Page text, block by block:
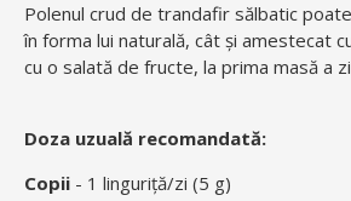
Polenul crud de trandafir sălbatic
în forma lui naturală, cât și amestecat
cu o salată de fructe, la prima masă a
Doza uzuală recomandată:
Copii - 1 linguriță/zi (5 g)